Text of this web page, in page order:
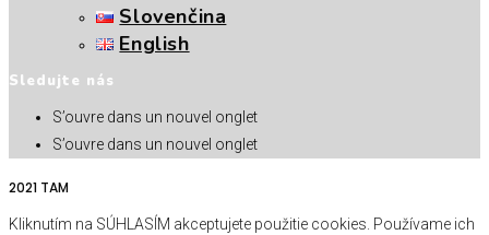
Slovenčina
English
Sledujte nás
S’ouvre dans un nouvel onglet
S’ouvre dans un nouvel onglet
2021 TAM
Kliknutím na SÚHLASÍM akceptujete použitie cookies. Používame ich